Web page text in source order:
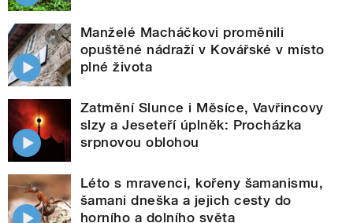
Manželé Macháčkovi proměnili
opuštěné nádraží v Kovářské v místo
plné života
Zatmění Slunce i Měsíce, Vavřincovy
slzy a Jeseteří úplněk: Procházka
srpnovou oblohou
Léto s mravenci, kořeny šamanismu,
šamani dneška a jejich cesty do
horního a dolního světa